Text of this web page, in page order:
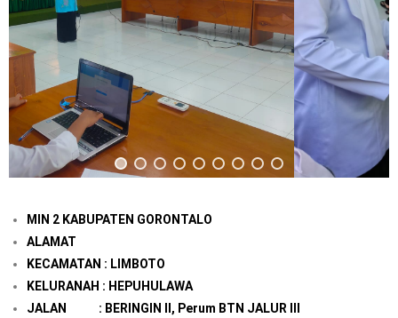
MIN 2 KABUPATEN GORONTALO
ALAMAT
KECAMATAN : LIMBOTO
KELURANAH : HEPUHULAWA
JALAN : BERINGIN II, Perum BTN JALUR III